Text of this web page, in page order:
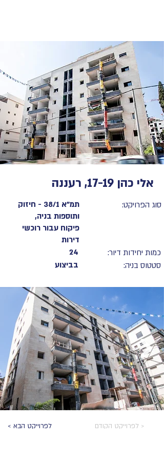
אלי כהן 17-19, רעננה
תמ"א 38/1 - חיזוק
ותוספות בניה,
פיקוח עבור רוכשי
דירות
סוג הפרויקט:
24
כמות יחידות דיור:
בביצוע
סטטוס בניה:
< לפרוייקט הבא לפרוייקט הקודם >